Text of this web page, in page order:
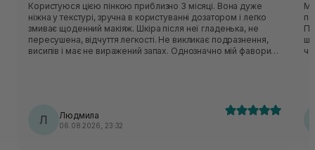
Користуюся цією пінкою приблизно 3 місяці. Вона дуже
ніжна у текстурі, зручна в користуванні дозатором і легко
змиває щоденний макіяж. Шкіра після неї гладенька, не
пересушена, відчуття легкості. Не викликає подразнення,
висипів і має не виражений запах. Однозначно мій фаворит,
Л Людмила
06.08.2026, 23:32